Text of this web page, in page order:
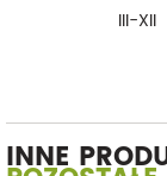
III-XII
INNE